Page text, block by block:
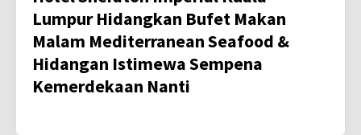
Lumpur Hidangkan Bufet Makan
Malam Mediterranean Seafood &
Hidangan Istimewa Sempena
Kemerdekaan Nanti